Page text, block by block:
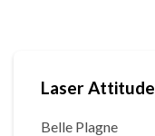
Laser Attitude
Belle Plagne